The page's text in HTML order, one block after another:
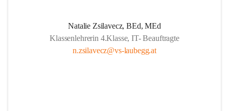
Natalie Zsilavecz, BEd, MEd
Klassenlehrerin 4.Klasse, IT- Beauftragte
n.zsilavecz@vs-laubegg.at